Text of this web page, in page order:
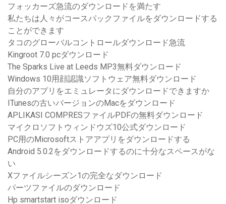
フォッカーズ急流のダウンロードを満たす
私たちは人々がコースパックファイルをダウンロードする
ことができます
タコのグローバルコントロールダウンロード急流
Kingroot 7.0 pcダウンロード
The Sparks Live at Leeds MP3無料ダウンロード
Windows 10用顔認識ソフトウェア無料ダウンロード
自分のアプリをエミュレータにダウンロードできますか
ITunesの古いバージョンのMacをダウンロード
APLIKASI COMPRESファイルPDFの無料ダウンロード
マイクロソフトウィンドウズ10公式ダウンロード
PC用のMicrosoftストアアプリをダウンロードする
Android 5.0.2をダウンロードするのに十分なスペースがな
い
Xファイルシーズン1の完全なダウンロード
パーツファイルのダウンロード
Hp smartstart isoダウンロード